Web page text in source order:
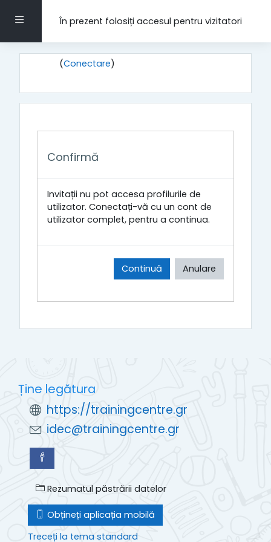
Panou lateralÎn prezent folosiți accesul pentru vizitatori
(Conectare)
Confirmă
Invitații nu pot accesa profilurile de
utilizator. Conectați-vă cu un cont de
utilizator complet, pentru a continua.
Continuă Anulare
Ține legătura
https://trainingcentre.gr
idec@trainingcentre.gr
Rezumatul păstrării datelor
Obțineți aplicația mobilă
Treceți la tema standard